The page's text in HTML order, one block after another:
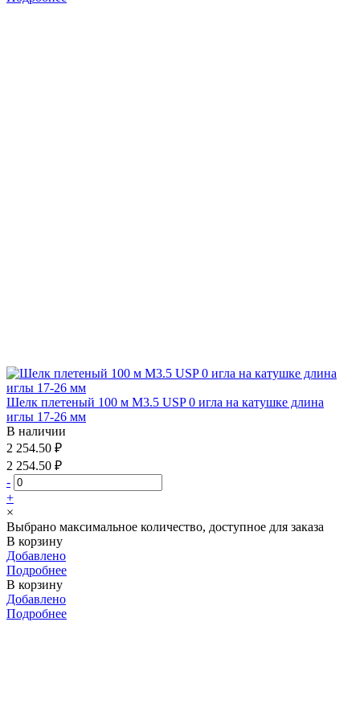
Шелк плетеный 100 м М3.5 USP 0 игла на катушке длина
иглы 17-26 мм
В наличии
2 254.50 ₽
2 254.50 ₽
-
+
×
Выбрано максимальное количество, доступное для заказа
В корзину
Добавлено
Подробнее
В корзину
Добавлено
Подробнее